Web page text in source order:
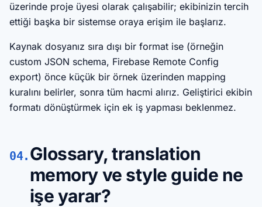
üzerinde proje üyesi olarak çalışabilir; ekibinizin tercih
ettiği başka bir sistemse oraya erişim ile başlarız.
Kaynak dosyanız sıra dışı bir format ise (örneğin
custom JSON schema, Firebase Remote Config
export) önce küçük bir örnek üzerinden mapping
kuralını belirler, sonra tüm hacmi alırız. Geliştirici ekibin
formatı dönüştürmek için ek iş yapması beklenmez.
04. Glossary, translation
memory ve style guide ne
işe yarar?